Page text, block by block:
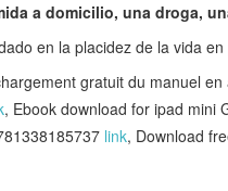
a domicilio, una droga,
en la placidez de la vida
gratuit du manuel
, Ebook download for ipad mini
link, Download